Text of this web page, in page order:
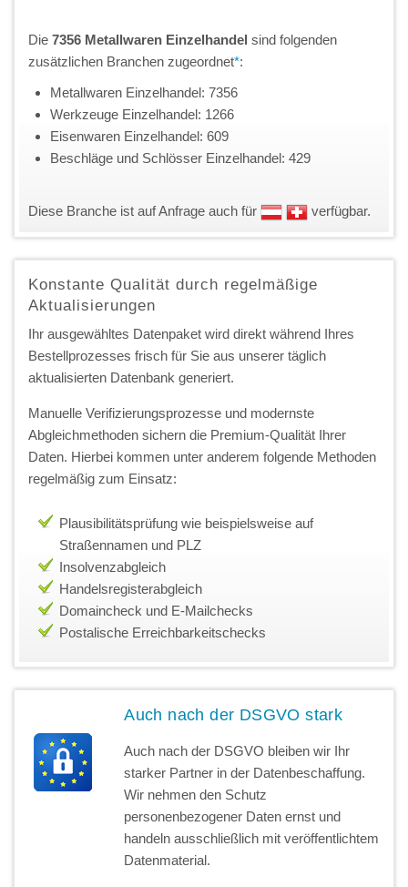
Die 7356 Metallwaren Einzelhandel sind folgenden
zusätzlichen Branchen zugeordnet*:
Metallwaren Einzelhandel: 7356
Werkzeuge Einzelhandel: 1266
Eisenwaren Einzelhandel: 609
Beschläge und Schlösser Einzelhandel: 429
Diese Branche ist auf Anfrage auch für verfügbar.
Konstante Qualität durch regelmäßige
Aktualisierungen
Ihr ausgewähltes Datenpaket wird direkt während Ihres
Bestellprozesses frisch für Sie aus unserer täglich
aktualisierten Datenbank generiert.
Manuelle Verifizierungsprozesse und modernste
Abgleichmethoden sichern die Premium-Qualität Ihrer
Daten. Hierbei kommen unter anderem folgende Methoden
regelmäßig zum Einsatz:
Plausibilitätsprüfung wie beispielsweise auf
Straßennamen und PLZ
Insolvenzabgleich
Handelsregisterabgleich
Domaincheck und E-Mailchecks
Postalische Erreichbarkeitschecks
Auch nach der DSGVO stark
Auch nach der DSGVO bleiben wir Ihr
starker Partner in der Datenbeschaffung.
Wir nehmen den Schutz
personenbezogener Daten ernst und
handeln ausschließlich mit veröffentlichtem
Datenmaterial.